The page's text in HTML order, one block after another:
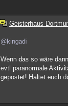
Geisterhaus
@kingadi
Wenn das so wäre
evtl paranormale
gepostet! Haltet euch